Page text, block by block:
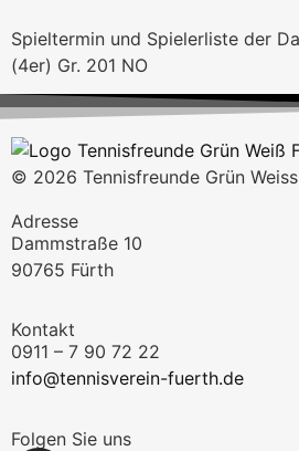
Spieltermin und Spielerliste der
(4er) Gr. 201 NO
© 2026 Tennisfreunde Grün
Adresse
Dammstraße 10
90765 Fürth
Kontakt
0911 – 7 90 72 22
info@tennisverein-fuerth.de
Folgen Sie uns